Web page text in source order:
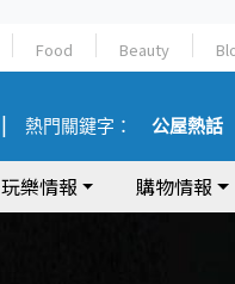
Food Beauty
熱門關鍵字： 公屋熱話
玩樂情報 購物情報